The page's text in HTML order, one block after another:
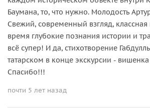
Баумана, то, что нужно. Молодость
Свежий, современный взгляд,
время глубокие познания истории и
всё супер! И да, стихотворение
татарском в конце экскурсии - вишенка
Спасибо!!!
почти 5 лет назад